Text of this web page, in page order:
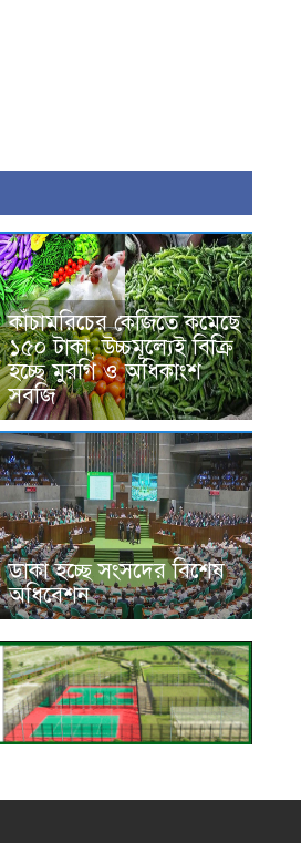
কাঁচামরিচের কেজিতে কমেছে
১৫০ টাকা, উচ্চমূল্যেই বিক্রি
হচ্ছে মুরগি ও অধিকাংশ
সবজি
ডাকা হচ্ছে সংসদের বিশেষ
অধিবেশন